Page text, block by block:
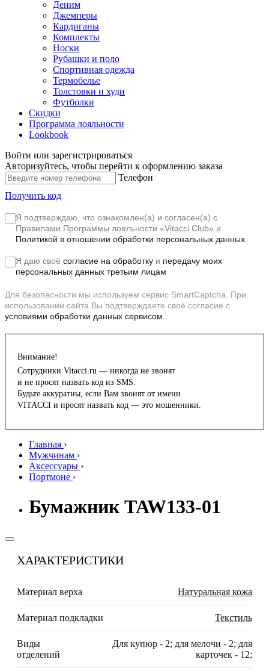
Деним
Джемперы
Кардиганы
Комплекты
Носки
Рубашки и поло
Спортивная одежда
Термобелье
Толстовки и худи
Футболки
Скидки
Программа лояльности
Lookbook
Войти или зарегистрироваться
Авторизуйтесь, чтобы перейти к оформлению заказа
Телефон
Получить код
Я подтверждаю, что ознакомлен(а) и согласен(а) с
Правилами Программы лояльности «Vitacci Club» и
Политикой в отношении обработки персональных данных.
Я даю своё согласие на обработку и передачу моих
персональных данных третьим лицам
Для безопасности мы используем сервис SmartCaptcha. При
использовании сайта Вы подтверждаете своё согласие с
условиями обработки данных сервисом.
Внимание!
Сотрудники Vitacci.ru — никогда не звонят
и не просят назвать код из SMS.
Будьте аккуратны, если Вам звонят от имени
VITACCI и просят назвать код — это мошенники.
Главная ›
Мужчинам ›
Аксессуары ›
Портмоне ›
Бумажник TAW133-01
ХАРАКТЕРИСТИКИ
Материал верха Натуральная кожа
Материал подкладки Текстиль
Виды
отделений
Для купюр - 2; для мелочи - 2; для
карточек - 12;